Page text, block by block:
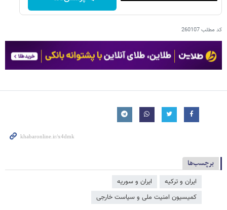
کد مطلب260107
برچسب‌ها
ایران و ترکیه
ایران و سوریه
کمیسیون امنیت ملی و سیاست خارجی